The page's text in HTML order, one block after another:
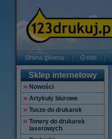
Strona główna O nas
Sklep internetowy
Nowości
Artykuły biurowe
Tusze do drukarek
Tonery do drukarek
laserowych